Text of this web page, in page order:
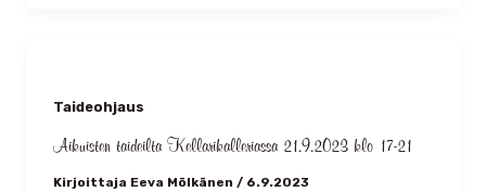
Taideohjaus
Aikuisten taideilta Kellarikalleriassa 21.9.2023 klo 17-21
Kirjoittaja Eeva Mölkänen / 6.9.2023